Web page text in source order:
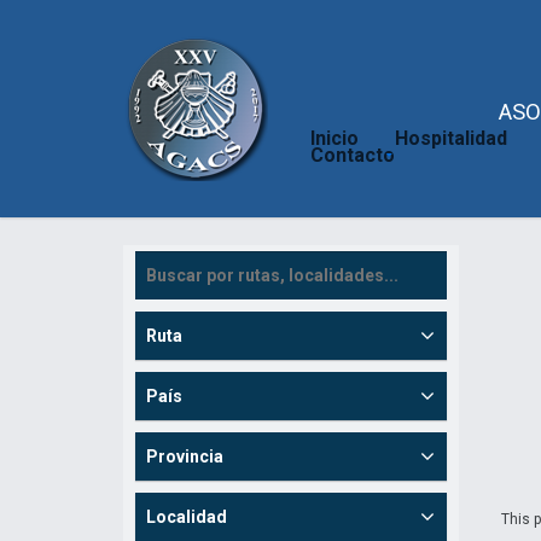
Inicio Hospitalidad
Contacto
This
Ruta
País
Provincia
Localidad